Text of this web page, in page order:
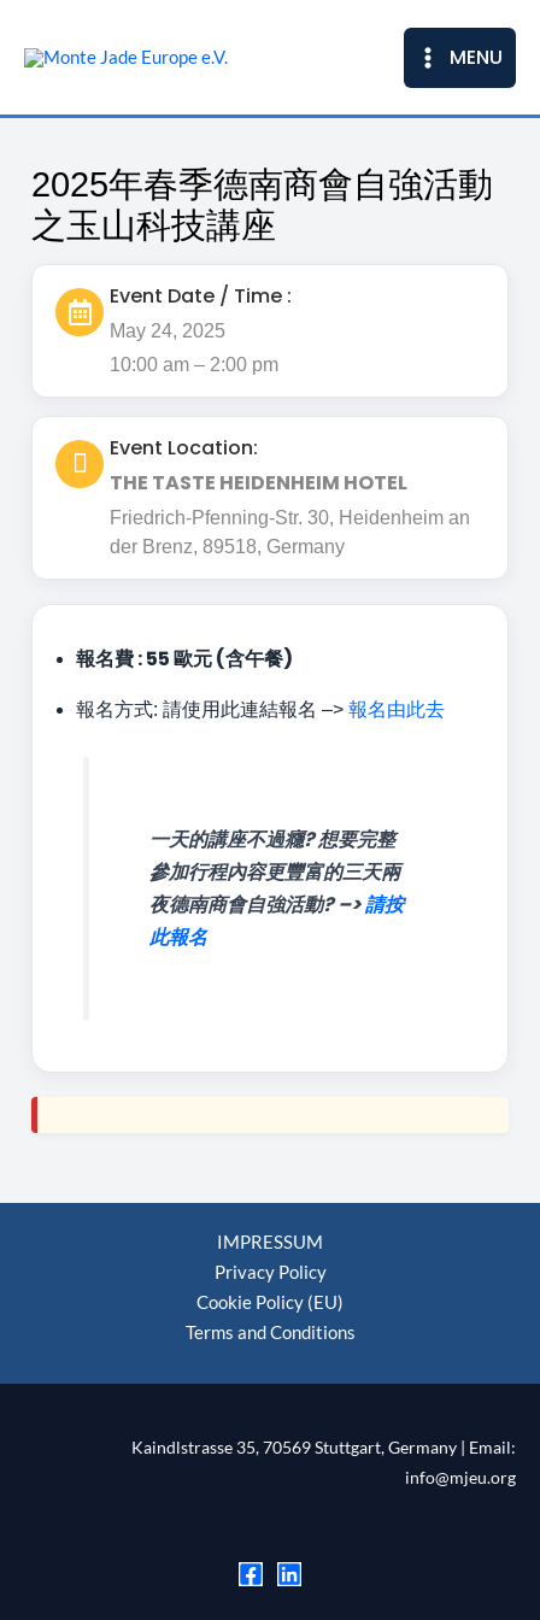
content
MENU
2025年春季德南商會自強活動
之玉山科技講座
Event Date / Time :
May 24, 2025
10:00 am – 2:00 pm
Event Location:
THE TASTE HEIDENHEIM HOTEL
Friedrich-Pfenning-Str. 30, Heidenheim an
der Brenz, 89518, Germany
報名費 : 55 歐元 (含午餐)
報名方式: 請使用此連結報名 –>報名由此去
一天的講座不過癮? 想要完整
參加行程內容更豐富的三天兩
夜德南商會自強活動? –>請按
此報名
IMPRESSUM
Privacy Policy
Cookie Policy (EU)
Terms and Conditions
Kaindlstrasse 35, 70569 Stuttgart, Germany | Email:
info@mjeu.org